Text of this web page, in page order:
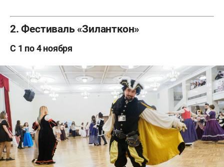
2. Фестиваль «Зиланткон»
С 1 по 4 ноября